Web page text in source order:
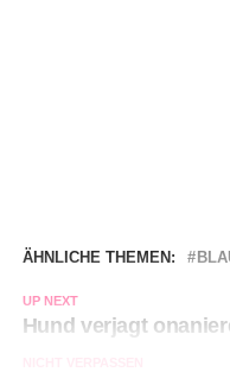
ÄHNLICHE THEMEN:
UP NEXT
Hund verjagt